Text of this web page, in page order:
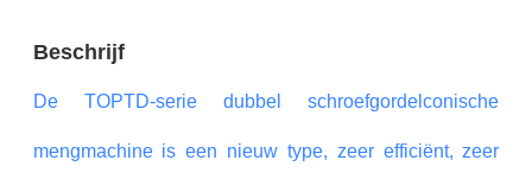
Beschrijf
De TOPTD-serie dubbel schroefgordelconische
mengmachine is een nieuw type, zeer efficiënt, zeer